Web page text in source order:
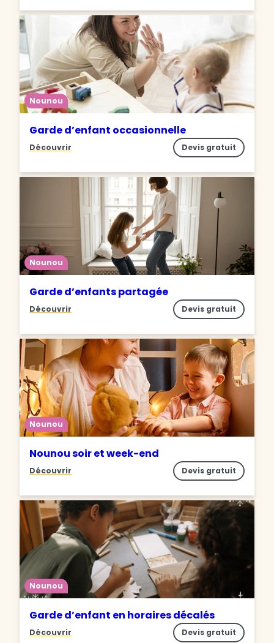
Nounou
Garde d’enfant occasionnelle
Découvrir Devis gratuit
Nounou
Garde d’enfants partagée
Découvrir Devis gratuit
Nounou
Nounou soir et week-end
Découvrir Devis gratuit
Nounou
Garde d’enfant en horaires décalés
Découvrir Devis gratuit